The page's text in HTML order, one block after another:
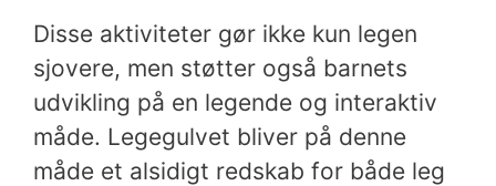
Disse aktiviteter gør ikke kun legen
sjovere, men støtter også barnets
udvikling på en legende og interaktiv
måde. Legegulvet bliver på denne
måde et alsidigt redskab for både leg